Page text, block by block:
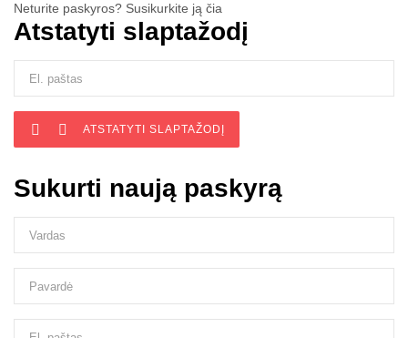
Neturite paskyros? Susikurkite ją čia
Atstatyti slaptažodį
  ATSTATYTI SLAPTAŽODĮ
Sukurti naują paskyrą